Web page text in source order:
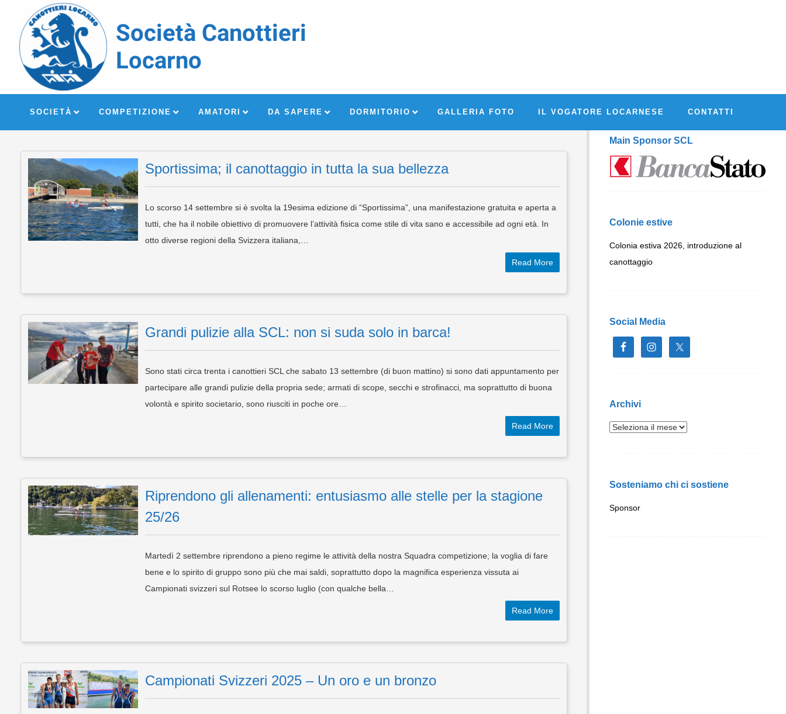
Società Canottieri
Locarno
SOCIETÀ COMPETIZIONE AMATORI DA SAPERE DORMITORIO GALLERIA FOTO IL VOGATORE LOCARNESE CONTATTI
Sportissima; il canottaggio in tutta la sua bellezza
Lo scorso 14 settembre si è svolta la 19esima edizione di “Sportissima”, una manifestazione gratuita e aperta a
tutti, che ha il nobile obiettivo di promuovere l’attività fisica come stile di vita sano e accessibile ad ogni età. In
otto diverse regioni della Svizzera italiana,…
Read More
Grandi pulizie alla SCL: non si suda solo in barca!
Sono stati circa trenta i canottieri SCL che sabato 13 settembre (di buon mattino) si sono dati appuntamento per
partecipare alle grandi pulizie della propria sede; armati di scope, secchi e strofinacci, ma soprattutto di buona
volontà e spirito societario, sono riusciti in poche ore…
Read More
Riprendono gli allenamenti: entusiasmo alle stelle per la stagione
25/26
Martedì 2 settembre riprendono a pieno regime le attività della nostra Squadra competizione; la voglia di fare
bene e lo spirito di gruppo sono più che mai saldi, soprattutto dopo la magnifica esperienza vissuta ai
Campionati svizzeri sul Rotsee lo scorso luglio (con qualche bella…
Read More
Campionati Svizzeri 2025 – Un oro e un bronzo
Main Sponsor SCL
Colonie estive
Colonia estiva 2026, introduzione al
canottaggio
Social Media
Archivi
Sosteniamo chi ci sostiene
Sponsor